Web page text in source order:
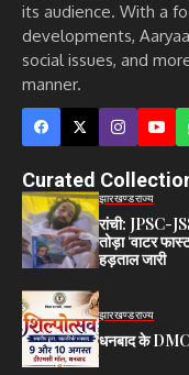
its audience. With a
developments,
social issues, and
manner.
Curated
झारखण्डराज्य
रांची: JPSC-
तोड़ा ‘वाटर
हड़ताल जारी
झारखण्डराज्य
धनबाद के DMC